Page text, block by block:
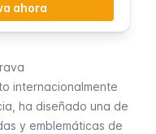
ahora
internacionalmente
ha diseñado una de
y emblemáticas de